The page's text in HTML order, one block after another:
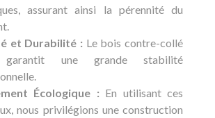
assurant ainsi la pérennité du
et Durabilité : Le bois contre-collé
garantit une grande stabilité
Écologique : En utilisant ces
nous privilégions une construction